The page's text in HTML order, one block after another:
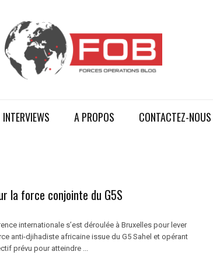
INTERVIEWS A PROPOS CONTACTEZ-NOUS
la force conjointe du G5S
internationale s’est déroulée à Bruxelles pour lever
anti-djihadiste africaine issue du G5 Sahel et opérant
prévu pour atteindre ...